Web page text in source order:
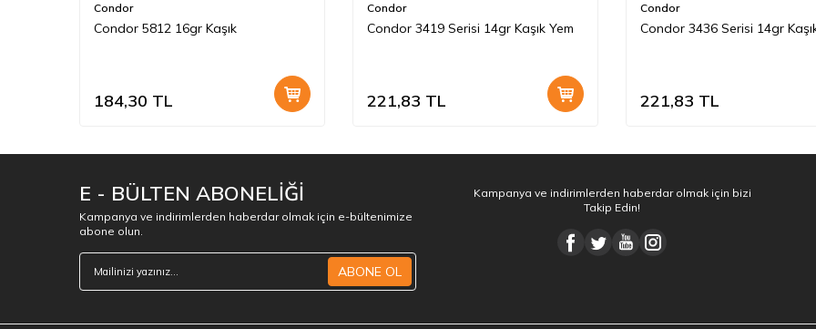
Condor
Condor 5812 16gr Kaşık
184,30 TL
Condor
Condor 3419 Serisi 14gr Kaşık Yem
221,83 TL
Condor
Condor 3436 Serisi 14gr
221,83 TL
E - BÜLTEN ABONELİĞİ
Kampanya ve indirimlerden haberdar olmak için e-bültenimize
abone olun.
ABONE OL
Kampanya ve indirimlerden haberdar olmak için bizi
Takip Edin!